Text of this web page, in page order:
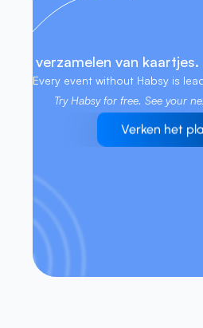
het verzamelen van
Try Habsy for free. See your
Verken het